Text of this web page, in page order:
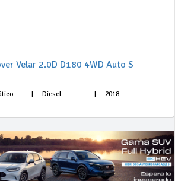
Velar 2.0D D180 4WD Auto S
Diesel 2018